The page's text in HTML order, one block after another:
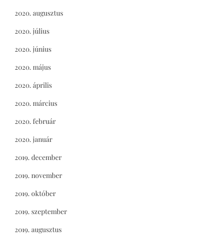
2020. augusztus
2020. július
2020. június
2020. május
2020. április
2020. március
2020. február
2020. január
2019. december
2019. november
2019. október
2019. szeptember
2019. augusztus